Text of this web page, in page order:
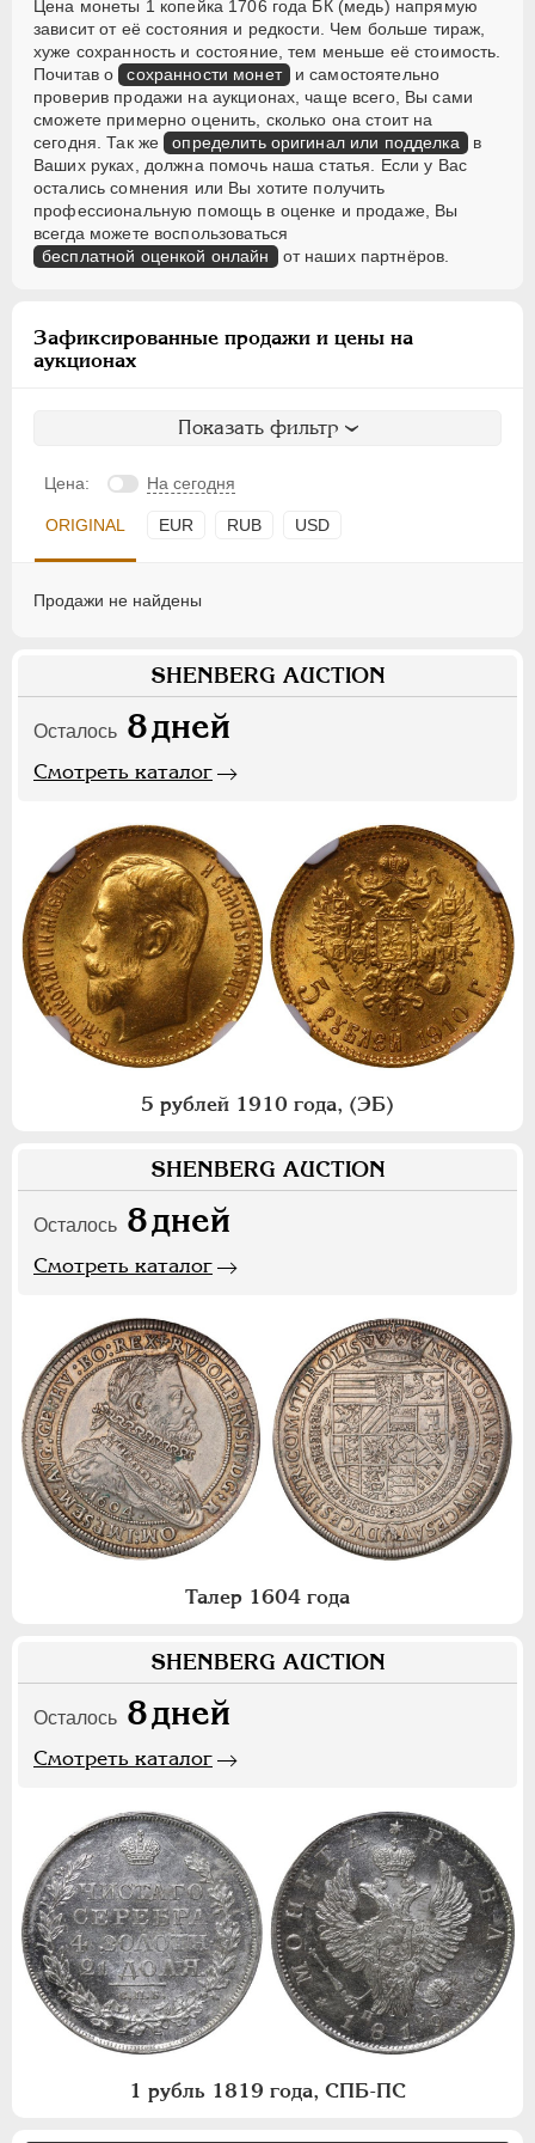
Цена монеты 1 копейка 1706 года БК (медь) напрямую
зависит от её состояния и редкости. Чем больше тираж,
хуже сохранность и состояние, тем меньше её стоимость.
Почитав о сохранности монет и самостоятельно
проверив продажи на аукционах, чаще всего, Вы сами
сможете примерно оценить, сколько она стоит на
сегодня. Так же определить оригинал или подделка в
Ваших руках, должна помочь наша статья. Если у Вас
остались сомнения или Вы хотите получить
профессиональную помощь в оценке и продаже, Вы
всегда можете воспользоваться
бесплатной оценкой онлайн от наших партнёров.
Зафиксированные продажи и цены на
аукционах
Показать фильтр
Цена: На сегодня
ORIGINAL EUR RUB USD
Продажи не найдены
SHENBERG AUCTION
Осталось 8дней
Смотреть каталог
5 рублей 1910 года, (ЭБ)
SHENBERG AUCTION
Осталось 8дней
Смотреть каталог
Талер 1604 года
SHENBERG AUCTION
Осталось 8дней
Смотреть каталог
1 рубль 1819 года, СПБ-ПС